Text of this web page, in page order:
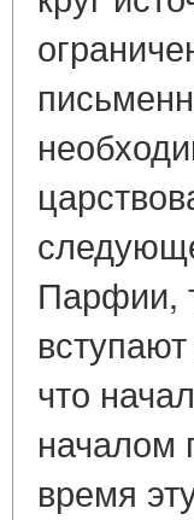
Парфии,
что
началом
время